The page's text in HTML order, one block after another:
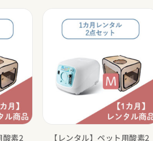
酸素2
【レンタル】ペット用酸素2